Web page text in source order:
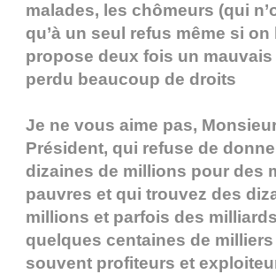
malades, les chômeurs (qui
qu’à un seul refus même si on
propose deux fois un
perdu beaucoup de droits
Je ne vous aime pas,
Président, qui refuse de
dizaines de millions pour des
pauvres et qui trouvez des
millions et parfois des
quelques centaines de
souvent profiteurs et